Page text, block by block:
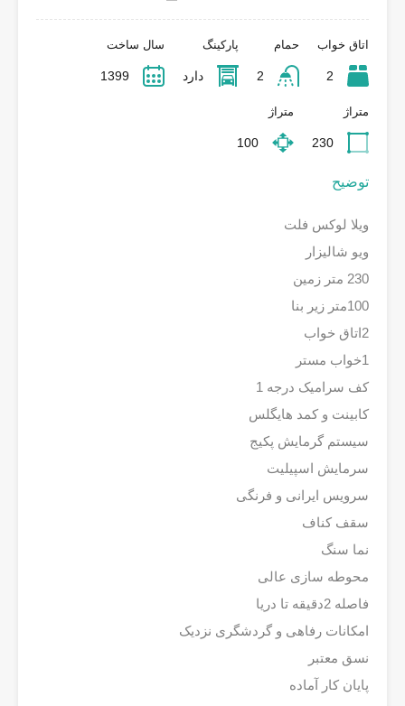
اتاق خواب
2
حمام
2
پارکینگ
دارد
سال ساخت
1399
متراژ
230
متراژ
100
توضیح
ویلا لوکس فلت
ویو شالیزار
230 متر زمین
100متر زیر بنا
2اتاق خواب
1خواب مستر
کف سرامیک درجه 1
کابینت و کمد هایگلس
سیستم گرمایش پکیج
سرمایش اسپیلیت
سرویس ایرانی و فرنگی
سقف کناف
نما سنگ
محوطه سازی عالی
فاصله 2دقیقه تا دریا
امکانات رفاهی و گردشگری نزدیک
نسق معتبر
پایان کار آماده